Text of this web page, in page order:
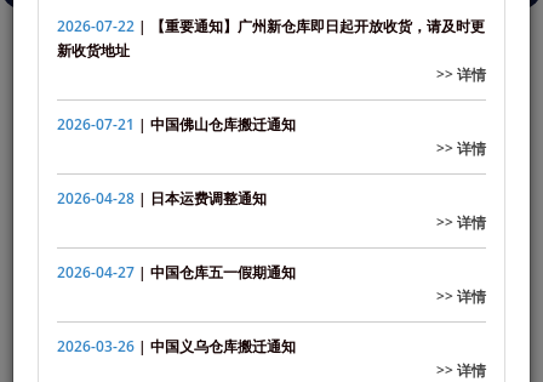
公告
海运价格通知
2026-07-22 | 【重要通知】广州新仓库即日起开放收货，请及时更
新收货地址
>> 详情
2026-07-21 | 中国佛山仓库搬迁通知
>> 详情
2026-04-28 | 日本运费调整通知
>> 详情
2026-04-27 | 中国仓库五一假期通知
>> 详情
2026-03-26 | 中国义乌仓库搬迁通知
>> 详情